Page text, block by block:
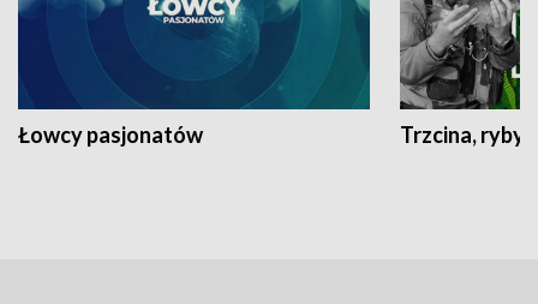
Łowcy pasjonatów Trzcina, ryby